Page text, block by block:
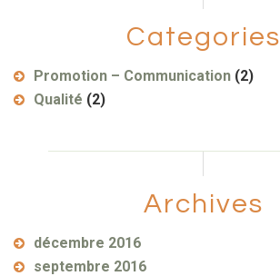
Categories
Promotion – Communication (2)
Qualité (2)
Archives
décembre 2016
septembre 2016